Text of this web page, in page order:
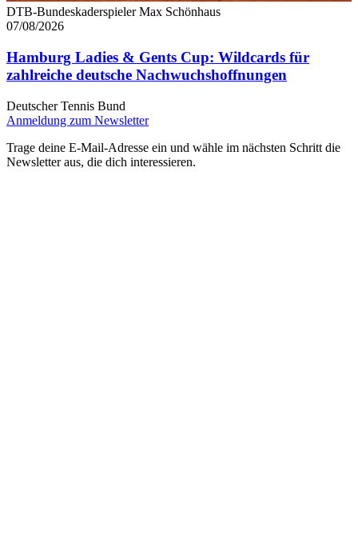
DTB-Bundeskaderspieler Max Schönhaus
07/08/2026
Hamburg Ladies & Gents Cup: Wildcards für
zahlreiche deutsche Nachwuchshoffnungen
Deutscher Tennis Bund
Anmeldung zum Newsletter
Trage deine E-Mail-Adresse ein und wähle im nächsten Schritt die
Newsletter aus, die dich interessieren.